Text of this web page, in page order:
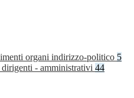
organi indirizzo-politico 5
- amministrativi 44